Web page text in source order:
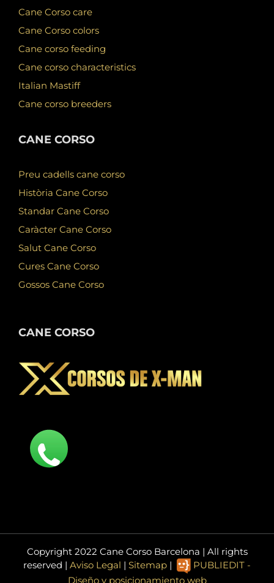
Cane Corso care
Cane Corso colors
Cane corso feeding
Cane corso characteristics
Italian Mastiff
Cane corso breeders
CANE CORSO
Preu cadells cane corso
Història Cane Corso
Standar Cane Corso
Caràcter Cane Corso
Salut Cane Corso
Cures Cane Corso
Gossos Cane Corso
CANE CORSO
Copyright 2022 Cane Corso Barcelona | All rights
reserved | Aviso Legal | Sitemap |
PUBLIEDIT -
Diseño y posicionamiento web